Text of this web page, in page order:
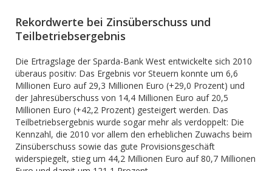
Rekordwerte bei Zinsüberschuss und
Teilbetriebsergebnis
Die Ertragslage der Sparda-Bank West entwickelte sich 2010
überaus positiv: Das Ergebnis vor Steuern konnte um 6,6
Millionen Euro auf 29,3 Millionen Euro (+29,0 Prozent) und
der Jahresüberschuss von 14,4 Millionen Euro auf 20,5
Millionen Euro (+42,2 Prozent) gesteigert werden. Das
Teilbetriebsergebnis wurde sogar mehr als verdoppelt: Die
Kennzahl, die 2010 vor allem den erheblichen Zuwachs beim
Zinsüberschuss sowie das gute Provisionsgeschäft
widerspiegelt, stieg um 44,2 Millionen Euro auf 80,7 Millionen